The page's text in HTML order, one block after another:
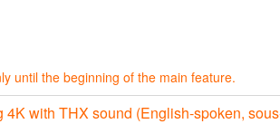
until the beginning of the main feature.
with THX sound (English-spoken,